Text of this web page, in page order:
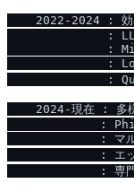
2022-2024 : 効
:
:
:
:
2024-現在 : 多
:
: マル
: エッ